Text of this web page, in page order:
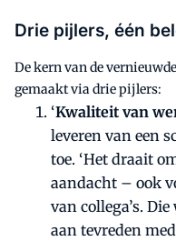
Drie pijlers, één
De kern van de
gemaakt via drie pijlers:
‘Kwaliteit van
leveren van een
toe. ‘Het draait
aandacht – ook
van collega’s.
aan tevreden